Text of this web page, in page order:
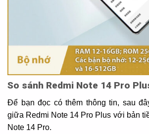
So sánh Redmi Note 14 Pro
Để bạn đọc có thêm thông tin, sau
giữa Redmi Note 14 Pro Plus với bản
Note 14 Pro.